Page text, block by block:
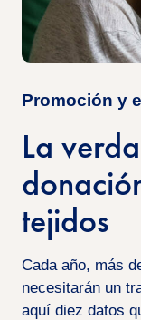
Promoción y
La
tejidos
Cada año, más
necesitarán un
aquí diez datos